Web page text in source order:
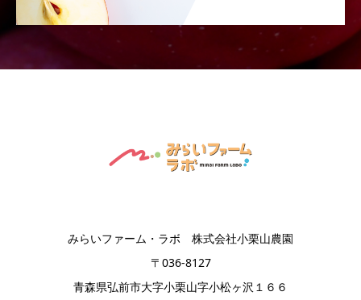
みらいファーム・ラボ 株式会社小栗山農園
〒036-8127
青森県弘前市大字小栗山字小松ヶ沢１６６